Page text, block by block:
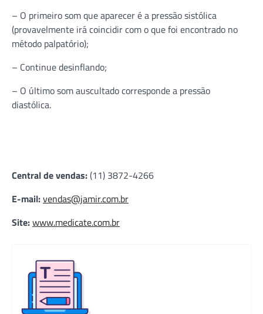
– O primeiro som que aparecer é a pressão sistólica
(provavelmente irá coincidir com o que foi encontrado no
método palpatório);
– Continue desinflando;
– O último som auscultado corresponde a pressão
diastólica.
Central de vendas:(11) 3872-4266
E-mail:vendas@jamir.com.br
Site:www.medicate.com.br